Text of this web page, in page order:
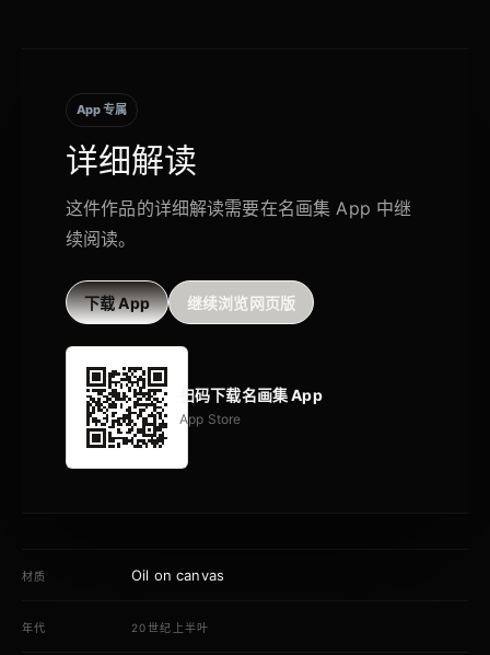
App 专属
详细解读
这件作品的详细解读需要在名画集 App 中继
续阅读。
下载 App 继续浏览网页版
扫码下载名画集 App
App Store
材质 Oil on canvas
年代 20世纪上半叶